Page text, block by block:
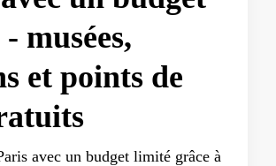
musées,
et points de
avec un budget limité grâce à